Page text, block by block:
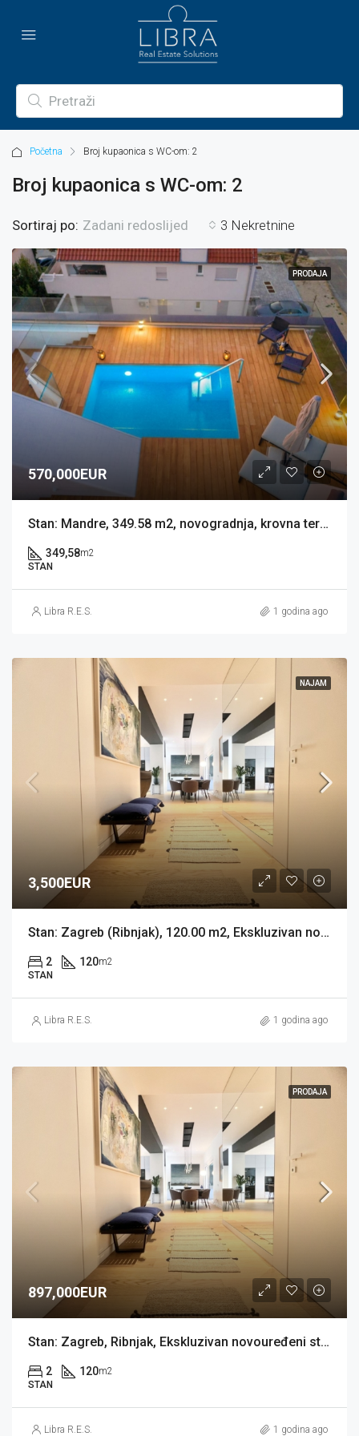
Početna Broj kupaonica s WC-om: 2
Broj kupaonica s WC-om: 2
3 Nekretnine
Sortiraj po: Zadani redoslijed
PRODAJA
570,000EUR
Stan: Mandre, 349.58 m2, novogradnja, krovna terasa s bazenom (prodaja)
349,58m2
STAN
Libra R.E.S. 1 godina ago
NAJAM
3,500EUR
Stan: Zagreb (Ribnjak), 120.00 m2, Ekskluzivan novouređeni stan (iznajmljivanje)
2 120m2
STAN
Libra R.E.S. 1 godina ago
PRODAJA
897,000EUR
Stan: Zagreb, Ribnjak, Ekskluzivan novouređeni stan 120 m2 (prodaja)
2 120m2
STAN
Libra R.E.S. 1 godina ago